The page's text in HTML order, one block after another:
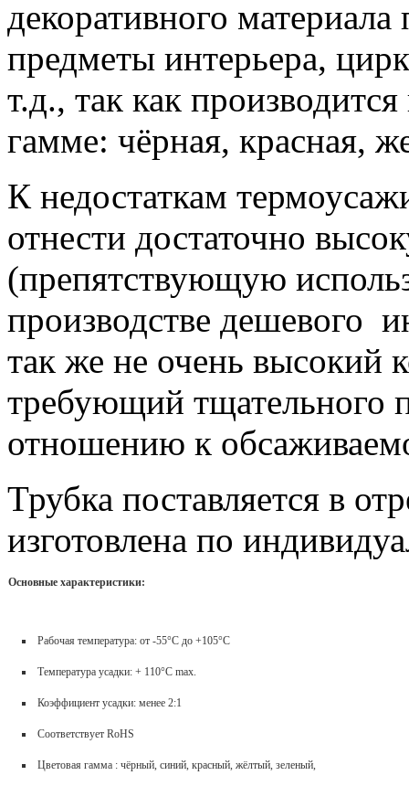
декоративного
предметы интерьера,
т.д., так как
гамме: чёрная, красная,
К недостаткам
отнести достаточно
(препятствующую
производстве дешевого
так же не очень высокий
требующий тщательного
отношению к
Трубка поставляется в
изготовлена по
Основные характеристики:
Рабочая температура: от -55°С до +105°С
Температура усадки: + 110°С max.
Коэффициент усадки: менее 2:1
Соответствует RoHS
Цветовая гамма : чёрный, синий, красный, жёлтый, зеленый,